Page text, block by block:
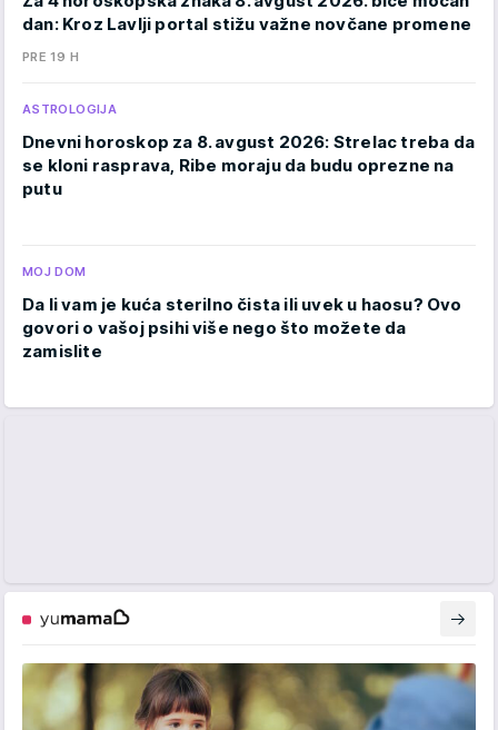
dan: Kroz Lavlji portal stižu važne novčane promene
PRE 19 H
ASTROLOGIJA
Dnevni horoskop za 8. avgust 2026: Strelac treba da
se kloni rasprava, Ribe moraju da budu oprezne na
putu
MOJ DOM
Da li vam je kuća sterilno čista ili uvek u haosu? Ovo
govori o vašoj psihi više nego što možete da
zamislite